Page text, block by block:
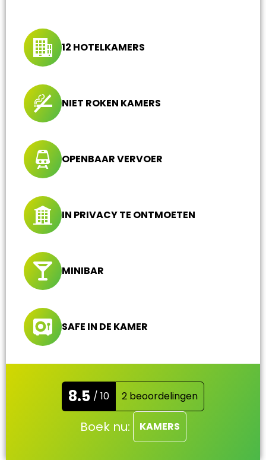
12 HOTELKAMERS
NIET ROKEN KAMERS
OPENBAAR VERVOER
IN PRIVACY TE ONTMOETEN
MINIBAR
SAFE IN DE KAMER
8.5 / 10 2 beoordelingen
Boek nu: KAMERS